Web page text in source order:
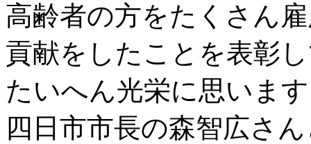
高齢者の方をたくさん
貢献をしたことを表彰
たいへん光栄に思います
四日市市長の森智広さ